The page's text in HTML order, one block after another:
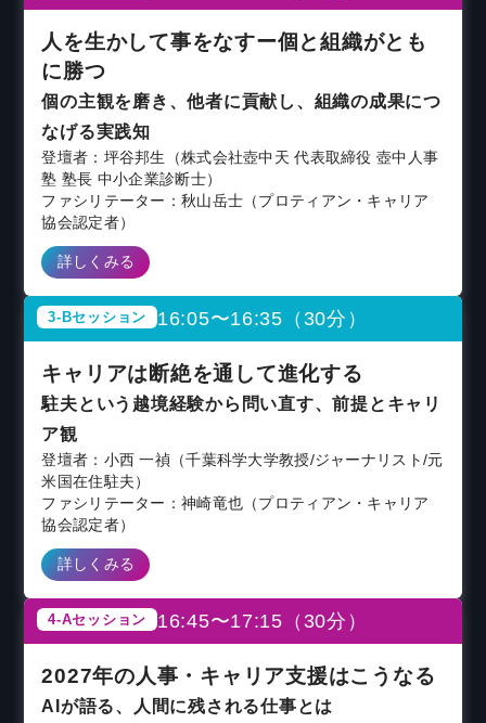
人を生かして事をなすー個と組織がとも
に勝つ
個の主観を磨き、他者に貢献し、組織の成果につ
なげる実践知
登壇者：坪谷邦生（株式会社壺中天 代表取締役 壺中人事
塾 塾長 中小企業診断士）
ファシリテーター：秋山岳士（プロティアン・キャリア
協会認定者）
詳しくみる
3-Bセッション 16:05〜16:35（30分）
キャリアは断絶を通して進化する
駐夫という越境経験から問い直す、前提とキャリ
ア観
登壇者：小西 一禎（千葉科学大学教授/ジャーナリスト/元
米国在住駐夫）
ファシリテーター：神崎竜也（プロティアン・キャリア
協会認定者）
詳しくみる
4-Aセッション 16:45〜17:15（30分）
2027年の人事・キャリア支援はこうなる
AIが語る、人間に残される仕事とは